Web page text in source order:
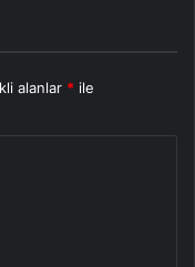
alanlar * ile